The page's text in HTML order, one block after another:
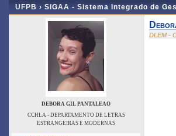
UFPB › SIGAA - Sistema Integrado de
DEBORA GIL PANTALEAO
CCHLA - DEPARTAMENTO DE LETRAS
ESTRANGEIRAS E MODERNAS
DLEM -